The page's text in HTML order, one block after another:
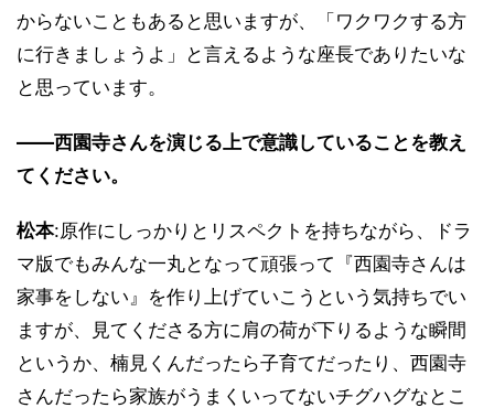
からないこともあると思いますが、「ワクワクする方
に行きましょうよ」と言えるような座長でありたいな
と思っています。
――西園寺さんを演じる上で意識していることを教え
てください。
松本:原作にしっかりとリスペクトを持ちながら、ドラ
マ版でもみんな一丸となって頑張って『西園寺さんは
家事をしない』を作り上げていこうという気持ちでい
ますが、見てくださる方に肩の荷が下りるような瞬間
というか、楠見くんだったら子育てだったり、西園寺
さんだったら家族がうまくいってないチグハグなとこ